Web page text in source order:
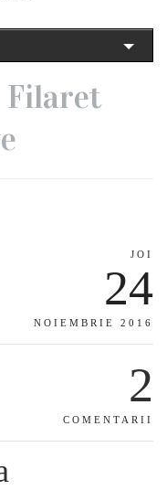
Filaret
JOI
24
NOIEMBRIE 2016
2
COMENTARII